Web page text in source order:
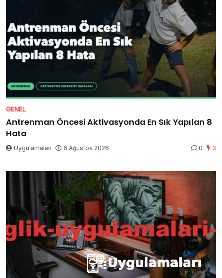
GENEL
Antrenman Öncesi Aktivasyonda En Sık Yapılan 8
Hata
Uygulamaları 6 Ağustos 2026 0 3